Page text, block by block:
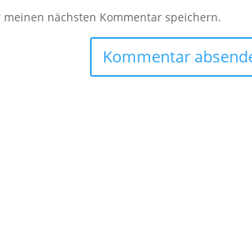
nächsten Kommentar speichern.